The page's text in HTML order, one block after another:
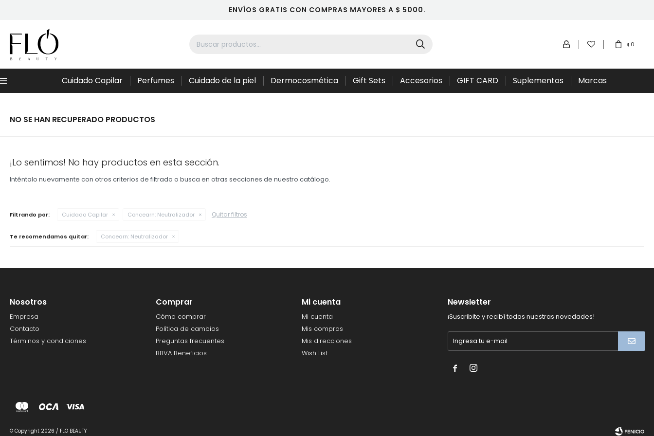
ENVÍOS GRATIS CON COMPRAS MAYORES A $ 5000.
Menú Cuidado Capilar Perfumes Cuidado de la piel Dermocosmética Gift Sets Accesorios GIFT CARD Suplementos Marcas
$ 0
NO SE HAN RECUPERADO PRODUCTOS
¡Lo sentimos! No hay productos en esta sección.
Inténtalo nuevamente con otros criterios de filtrado o busca en otras secciones de nuestro catálogo.
Filtrando por: Cuidado Capilar Concearn: Neutralizador Quitar filtros
Te recomendamos quitar: Concearn: Neutralizador
Nosotros
Empresa
Contacto
Términos y condiciones
Comprar
Cómo comprar
Política de cambios
Preguntas frecuentes
BBVA Beneficios
Mi cuenta
Mi cuenta
Mis compras
Mis direcciones
Wish List
Newsletter
¡Suscribite y recibí todas nuestras novedades!
 
© Copyright 2026 / FLO BEAUTY